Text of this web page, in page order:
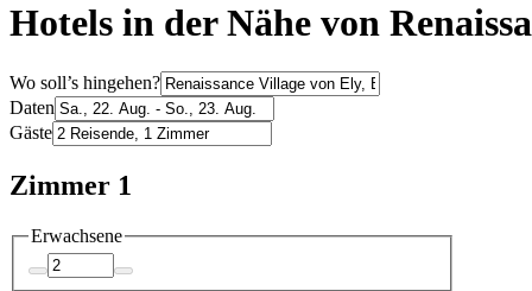
Hotels in der Nähe von
Wo soll’s hingehen?
Daten
Gäste
Zimmer 1
Erwachsene